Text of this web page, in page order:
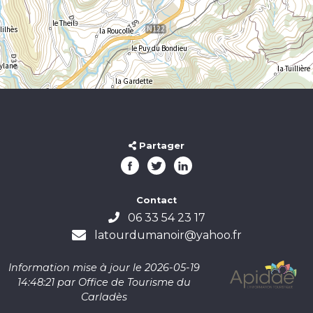
Partager
Contact
06 33 54 23 17
latourdumanoir@yahoo.fr
Information mise à jour le 2026-05-19
14:48:21 par Office de Tourisme du
Carladès